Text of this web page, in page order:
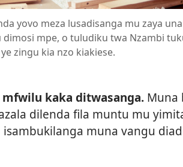
yovo meza lusadisanga mu zaya
dimosi mpe, o tuludiku twa Nzambi
zingu kia nzo kiakiese.
kaka ditwasanga.Muna
dilenda fila muntu mu
muna vangu